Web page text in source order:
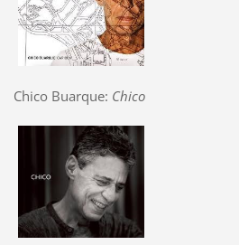
Chico Buarque: Chico